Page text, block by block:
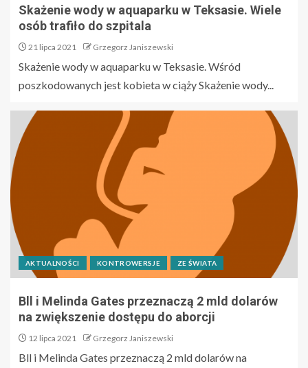
Skażenie wody w aquaparku w Teksasie. Wiele
osób trafiło do szpitala
21 lipca 2021 Grzegorz Janiszewski
Skażenie wody w aquaparku w Teksasie. Wśród
poszkodowanych jest kobieta w ciąży Skażenie wody...
AKTUALNOŚCI KONTROWERSJE ZE ŚWIATA
Bll i Melinda Gates przeznaczą 2 mld dolarów
na zwiększenie dostępu do aborcji
12 lipca 2021 Grzegorz Janiszewski
Bll i Melinda Gates przeznaczą 2 mld dolarów na